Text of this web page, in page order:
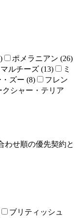
ポメラニアン (26)
マルチーズ (13)
ミ
・ズー (8)
フレン
クシャー・テリア
わせ順の優先契約と
ブリティッシュ